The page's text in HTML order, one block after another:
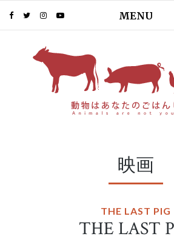
MENU
映画
THE LAST PIG
THE LAST